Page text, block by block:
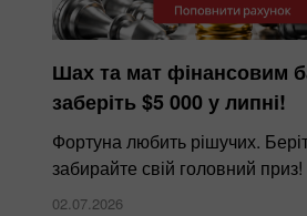
Шах та мат фінансовим
заберіть $5 000 у липні!
Фортуна любить рішучих.
забирайте свій головний приз!
02.07.2026